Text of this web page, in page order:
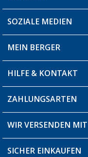
Du hast eine Frage?
Filiale finden
SOZIALE MEDIEN
MEIN BERGER
Blog
Produkttester
Über uns
HILFE & KONTAKT
Fragen & Antworten / FAQ
Versandinformationen
ZAHLUNGSARTEN
WIR VERSENDEN MIT
SICHER EINKAUFEN